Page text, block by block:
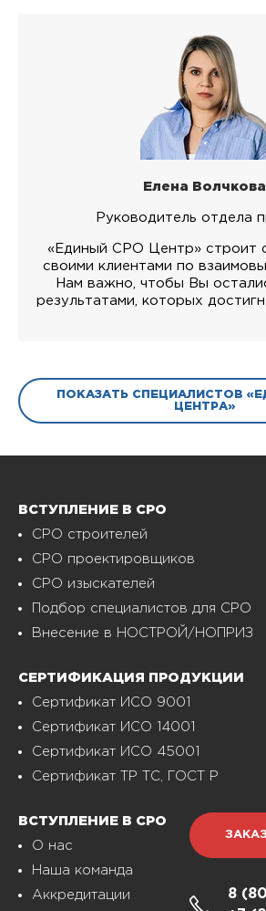
Елена Волчкова
Руководитель отдела
«Единый СРО Центр» строит
своими клиентами по
Нам важно, чтобы Вы
результатами, которых
ПОКАЗАТЬ СПЕЦИАЛИСТОВ
ЦЕНТРА»
ВСТУПЛЕНИЕ В СРО
СРО строителей
СРО проектировщиков
СРО изыскателей
Подбор специалистов для СРО
Внесение в НОСТРОЙ/НОПРИЗ
СЕРТИФИКАЦИЯ ПРОДУКЦИИ
Сертификат ИСО 9001
Сертификат ИСО 14001
Сертификат ИСО 45001
Сертификат ТР ТС, ГОСТ Р
ВСТУПЛЕНИЕ В СРО
О нас
Наша команда
Аккредитации 8